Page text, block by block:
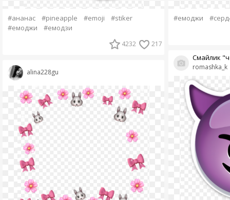
#ананас #pineapple #emoji
#stiker
#емоджи
#емодзи
4232 217
alina228gu
#емоджи
romashka_k
Смайлик